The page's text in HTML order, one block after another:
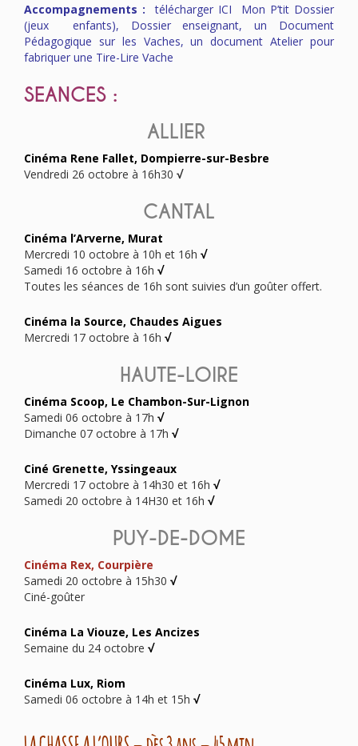
Accompagnements : télécharger ICI Mon P’tit Dossier
(jeux enfants), Dossier enseignant, un Document
Pédagogique sur les Vaches, un document Atelier pour
fabriquer une Tire-Lire Vache
SEANCES :
ALLIER
Cinéma Rene Fallet, Dompierre-sur-Besbre
Vendredi 26 octobre à 16h30 √
CANTAL
Cinéma l’Arverne, Murat
Mercredi 10 octobre à 10h et 16h √
Samedi 16 octobre à 16h √
Toutes les séances de 16h sont suivies d’un goûter offert.
Cinéma la Source, Chaudes Aigues
Mercredi 17 octobre à 16h √
HAUTE-LOIRE
Cinéma Scoop, Le Chambon-Sur-Lignon
Samedi 06 octobre à 17h √
Dimanche 07 octobre à 17h √
Ciné Grenette, Yssingeaux
Mercredi 17 octobre à 14h30 et 16h √
Samedi 20 octobre à 14H30 et 16h √
PUY-DE-DOME
Cinéma Rex, Courpière
Samedi 20 octobre à 15h30 √
Ciné-goûter
Cinéma La Viouze, Les Ancizes
Semaine du 24 octobre √
Cinéma Lux, Riom
Samedi 06 octobre à 14h et 15h √